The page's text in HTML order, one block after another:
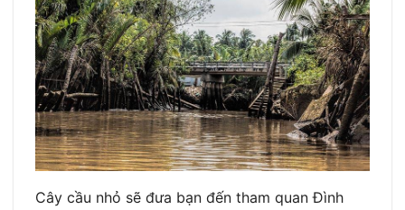
Cây cầu nhỏ sẽ đưa bạn đến tham quan Đình